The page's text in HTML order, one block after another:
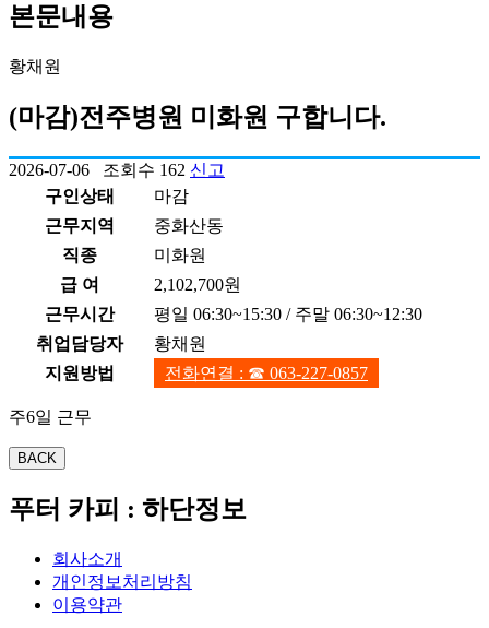
본문내용
황채원
(마감)전주병원 미화원 구합니다.
2026-07-06 조회수 162 신고
구인상태
마감
근무지역
중화산동
직종
미화원
급 여
2,102,700원
근무시간
평일 06:30~15:30 / 주말 06:30~12:30
취업담당자
황채원
지원방법
전화연결 : ☎ 063-227-0857
주6일 근무
푸터 카피 : 하단정보
회사소개
개인정보처리방침
이용약관